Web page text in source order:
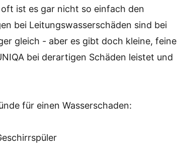
ist es gar nicht so einfach den
bei Leitungswasserschäden sind bei
gleich - aber es gibt doch kleine, feine
bei derartigen Schäden leistet und
für einen Wasserschaden: